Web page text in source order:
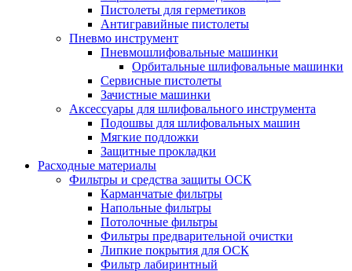
Пистолеты для герметиков
Антигравийные пистолеты
Пневмо инструмент
Пневмошлифовальные машинки
Орбитальные шлифовальные машинки
Сервисные пистолеты
Зачистные машинки
Аксессуары для шлифовального инструмента
Подошвы для шлифовальных машин
Мягкие подложки
Защитные прокладки
Расходные материалы
Фильтры и средства защиты ОСК
Карманчатые фильтры
Напольные фильтры
Потолочные фильтры
Фильтры предварительной очистки
Липкие покрытия для ОСК
Фильтр лабиринтный